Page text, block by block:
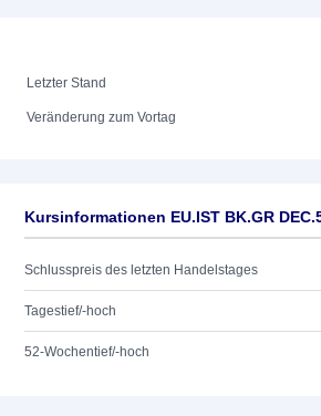
Letzter Stand
Veränderung zum Vortag
Kursinformationen EU.IST BK.GR
Schlusspreis des letzten Handelstages
Tagestief/-hoch
52-Wochentief/-hoch